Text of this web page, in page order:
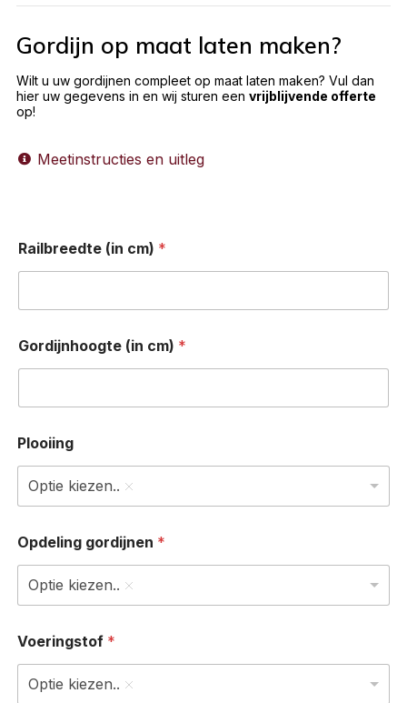
Gordijn op maat laten maken?
Wilt u uw gordijnen compleet op maat laten maken? Vul dan
hier uw gegevens in en wij sturen een vrijblijvende offerte
op!
Meetinstructies en uitleg
Railbreedte (in cm) *
Gordijnhoogte (in cm) *
Plooiing
Optie kiezen..
Opdeling gordijnen *
Optie kiezen..
Voeringstof *
Optie kiezen..